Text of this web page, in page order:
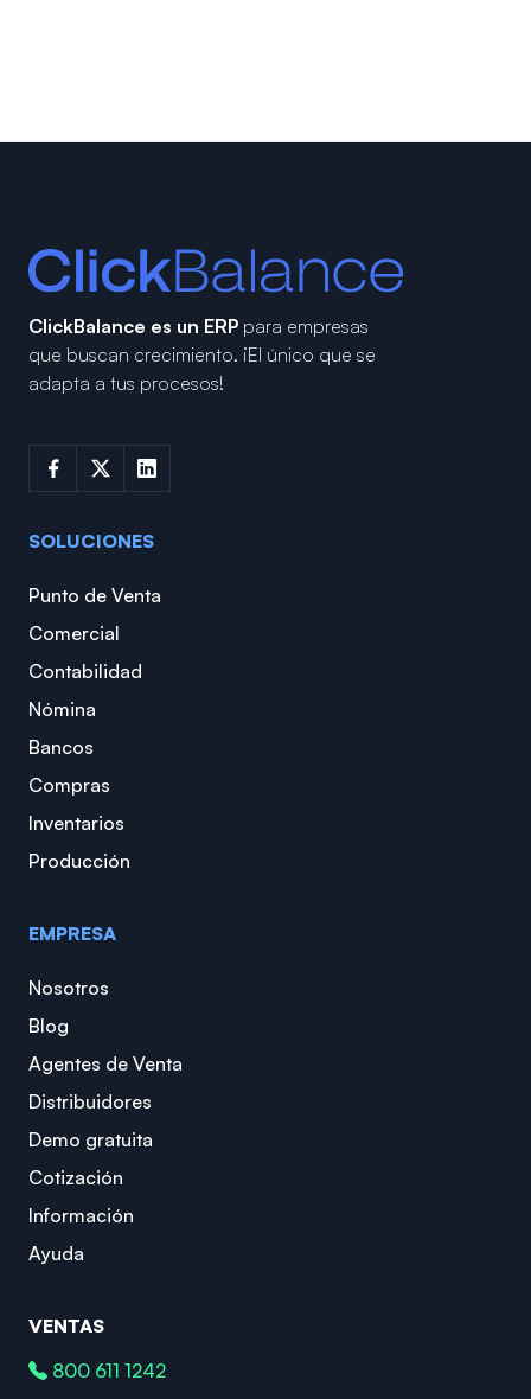
ClickBalance es un ERP para empresas
que buscan crecimiento. ¡El único que se
adapta a tus procesos!
SOLUCIONES
Punto de Venta
Comercial
Contabilidad
Nómina
Bancos
Compras
Inventarios
Producción
EMPRESA
Nosotros
Blog
Agentes de Venta
Distribuidores
Demo gratuita
Cotización
Información
Ayuda
VENTAS
800 611 1242